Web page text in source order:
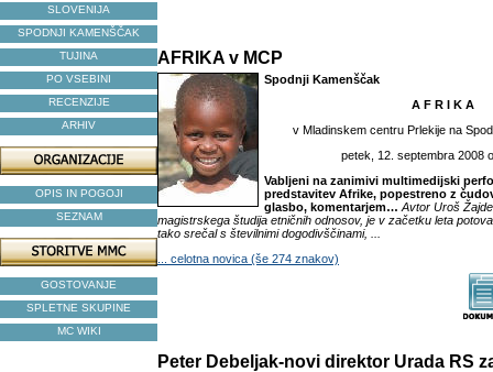
SLOVENIJA
SPODNJI KAMENŠČAK
TUJINA
PO VSEBINI
RECENZIJE
ARHIV
OPIS IN POGOJI
SEZNAM
GOSTOVANJE
SPLETNE SKUPINE
MC WIKI
AFRIKA v MCP
Spodnji Kamenščak
A F R I K A
v Mladinskem centru Prlekije na
petek, 12. septembra 2008
Vabljeni na zanimivi multimedijski
predstavitev Afrike, popestreno z
glasbo, komentarjem… Avtor Uroš
magistrskega študija etničnih odnosov, je v začetku leta
tako srečal s številnimi dogodivščinami, ...
... celotna novica (še 274 znakov)
Peter Debeljak-novi direktor Urada RS